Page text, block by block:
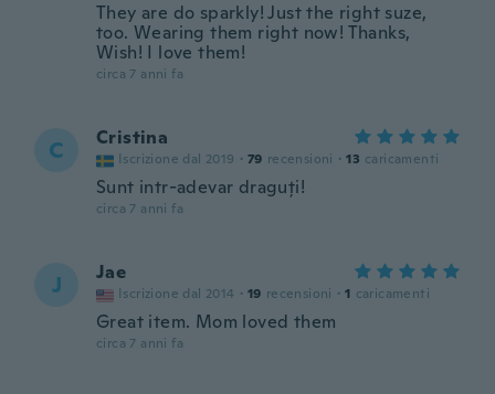
They are do sparkly! Just the right suze,
too. Wearing them right now! Thanks,
Wish! I love them!
circa 7 anni fa
C Cristina
Iscrizione dal 2019 · 79 recensioni · 13 caricamenti
Sunt intr-adevar draguți!
circa 7 anni fa
J Jae
Iscrizione dal 2014 · 19 recensioni · 1 caricamenti
Great item. Mom loved them
circa 7 anni fa